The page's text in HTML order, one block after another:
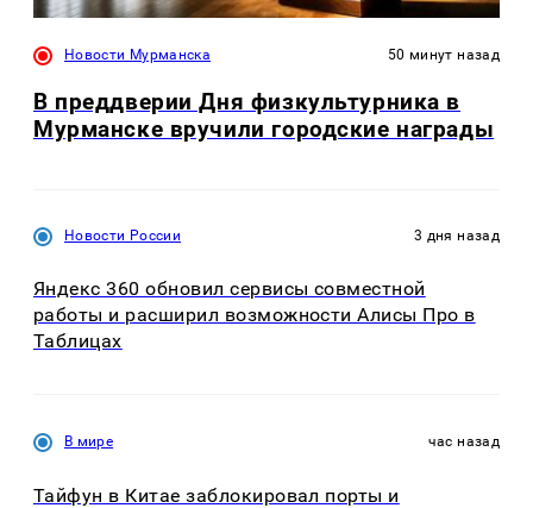
Новости Мурманска 50 минут назад
В преддверии Дня физкультурника в
Мурманске вручили городские награды
Новости России 3 дня назад
Яндекс 360 обновил сервисы совместной
работы и расширил возможности Алисы Про в
Таблицах
В мире час назад
Тайфун в Китае заблокировал порты и